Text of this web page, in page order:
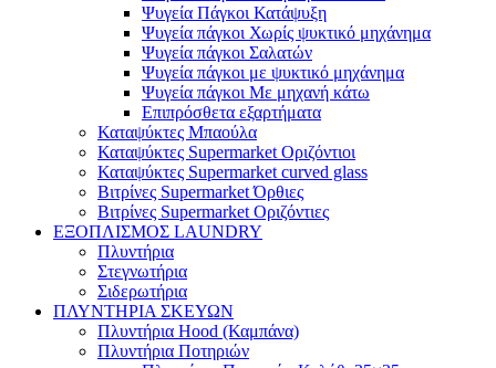
Ψυγεία Πάγκοι Κατάψυξη
Ψυγεία πάγκοι Χωρίς ψυκτικό μηχάνημα
Ψυγεία πάγκοι Σαλατών
Ψυγεία πάγκοι με ψυκτικό μηχάνημα
Ψυγεία πάγκοι Με μηχανή κάτω
Επιπρόσθετα εξαρτήματα
Καταψύκτες Μπαούλα
Καταψύκτες Supermarket Οριζόντιοι
Καταψύκτες Supermarket curved glass
Βιτρίνες Supermarket Όρθιες
Βιτρίνες Supermarket Οριζόντιες
ΕΞΟΠΛΙΣΜΟΣ LAUNDRY
Πλυντήρια
Στεγνωτήρια
Σιδερωτήρια
ΠΛΥΝΤΗΡΙΑ ΣΚΕΥΩΝ
Πλυντήρια Hood (Καμπάνα)
Πλυντήρια Ποτηριών